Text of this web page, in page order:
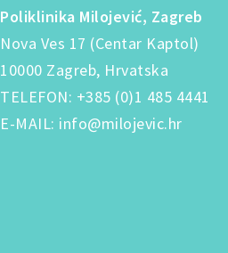
Poliklinika Milojević, Zagreb
Nova Ves 17 (Centar Kaptol)
10000 Zagreb, Hrvatska
TELEFON: +385 (0)1 485 4441
E-MAIL: info@milojevic.hr